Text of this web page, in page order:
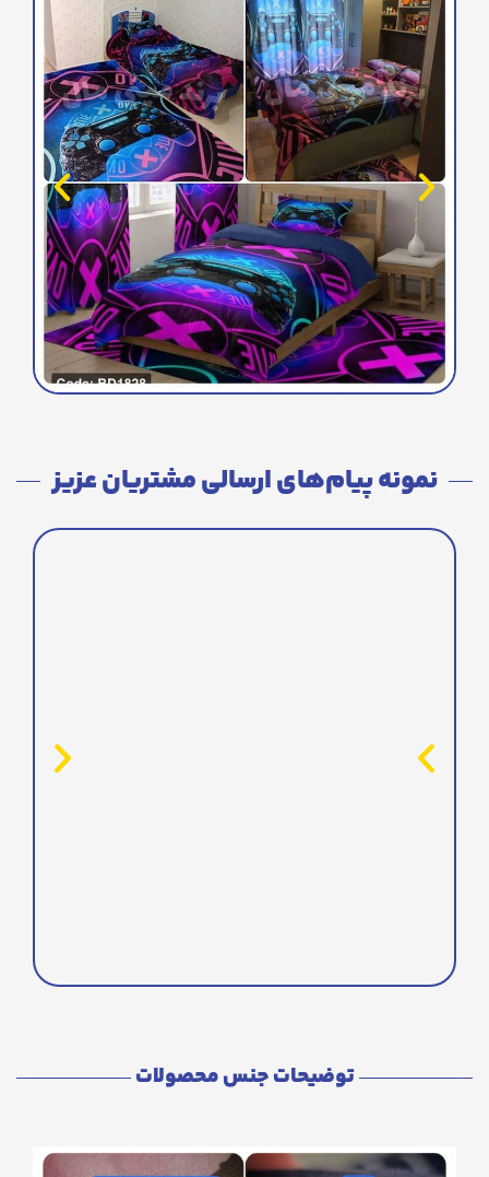
نمونه پیام‌های ارسالی مشتریان عزیز
توضیحات جنس محصولات